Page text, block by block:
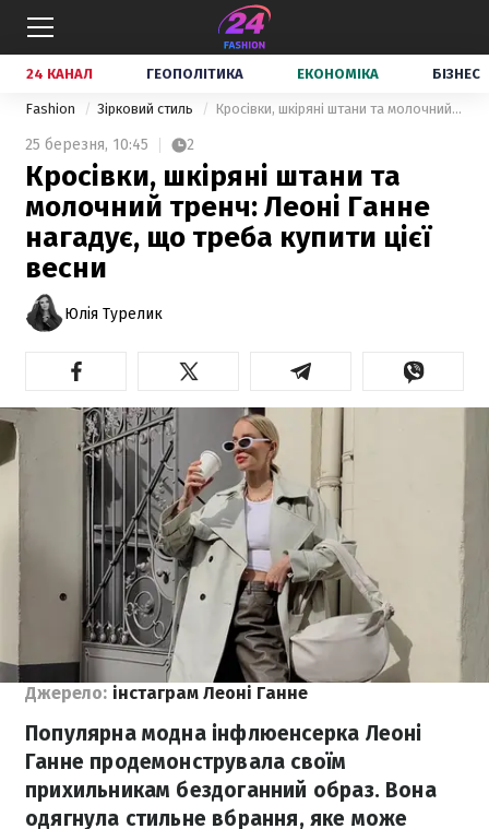
24 КАНАЛ ГЕОПОЛІТИКА ЕКОНОМІКА БІЗНЕС
Fashion Зірковий стиль Кросівки, шкіряні штани та молочний тренч: Леоні Ганне нагадує, що треба купити цієї весни
25 березня, 10:45 2
Кросівки, шкіряні штани та
молочний тренч: Леоні Ганне
нагадує, що треба купити цієї
весни
Юлія Турелик
Джерело: інстаграм Леоні Ганне
Популярна модна інфлюенсерка Леоні
Ганне продемонструвала своїм
прихильникам бездоганний образ. Вона
одягнула стильне вбрання, яке може